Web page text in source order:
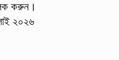
করুন।
২০২৬